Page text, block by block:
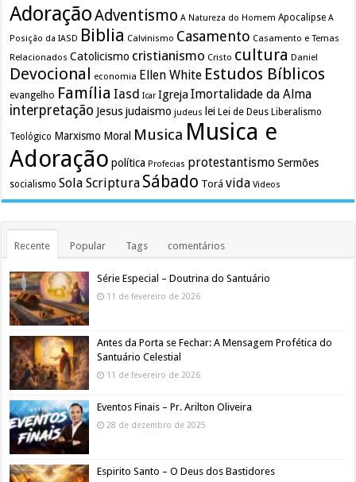
AdoraçãoAdventismo A Natureza do Homem Apocalipse A
Posição da IASD Biblia Calvinismo Casamento Casamento e Temas
Relacionados Catolicismo cristianismo Cristo cultura Daniel
Devocional economia Ellen White Estudos Bíblicos
evangelho Família Iasd Icar Igreja Imortalidade da Alma
interpretação Jesusjudaismo judeus lei Lei de Deus Liberalismo
Teológico Marxismo Moral Musica Musica e
Adoração política Profecias protestantismo Sermões
socialismo Sola Scriptura Sábado Torá vida Videos
Recente Popular Tags comentários
Série Especial – Doutrina do Santuário
11 de fevereiro de 2026
Antes da Porta se Fechar: A Mensagem Profética do
Santuário Celestial
11 de fevereiro de 2026
Eventos Finais – Pr. Arilton Oliveira
28 de dezembro de 2025
Espirito Santo – O Deus dos Bastidores